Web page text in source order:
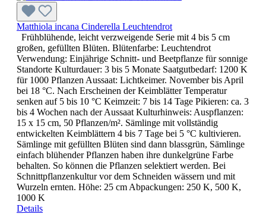
Matthiola incana Cinderella Leuchtendrot
Frühblühende, leicht verzweigende Serie mit 4 bis 5 cm
großen, gefüllten Blüten. Blütenfarbe: Leuchtendrot
Verwendung: Einjährige Schnitt- und Beetpflanze für sonnige
Standorte Kulturdauer: 3 bis 5 Monate Saatgutbedarf: 1200 K
für 1000 Pflanzen Aussaat: Lichtkeimer. November bis April
bei 18 °C. Nach Erscheinen der Keimblätter Temperatur
senken auf 5 bis 10 °C Keimzeit: 7 bis 14 Tage Pikieren: ca. 3
bis 4 Wochen nach der Aussaat Kulturhinweis: Auspflanzen:
15 x 15 cm, 50 Pflanzen/m². Sämlinge mit vollständig
entwickelten Keimblättern 4 bis 7 Tage bei 5 °C kultivieren.
Sämlinge mit gefüllten Blüten sind dann blassgrün, Sämlinge
einfach blühender Pflanzen haben ihre dunkelgrüne Farbe
behalten. So können die Pflanzen selektiert werden. Bei
Schnittpflanzenkultur vor dem Schneiden wässern und mit
Wurzeln ernten. Höhe: 25 cm Abpackungen: 250 K, 500 K,
1000 K
Details